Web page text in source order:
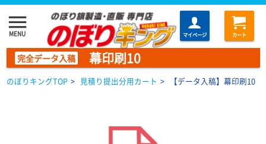
menu
MENU マイページ カート
完全データ入稿 幕印刷10
のぼりキングTOP > 見積り提出分用カート > 【データ入稿】幕印刷10